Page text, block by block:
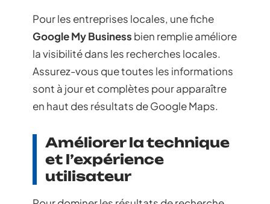
Pour les entreprises locales, une fiche
Google My Business bien remplie améliore
la visibilité dans les recherches locales.
Assurez-vous que toutes les informations
sont à jour et complètes pour apparaître
en haut des résultats de Google Maps.
Améliorer la technique
et l’expérience
utilisateur